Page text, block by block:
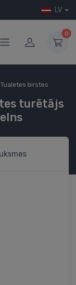
LV
0
Tualetes birstes
turētājs